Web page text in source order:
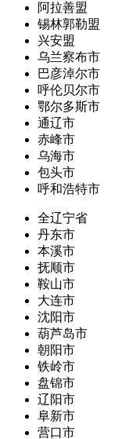
阿拉善盟
锡林郭勒盟
兴安盟
乌兰察布市
巴彦淖尔市
呼伦贝尔市
鄂尔多斯市
通辽市
赤峰市
乌海市
包头市
呼和浩特市
全辽宁省
丹东市
本溪市
抚顺市
鞍山市
大连市
沈阳市
葫芦岛市
朝阳市
铁岭市
盘锦市
辽阳市
阜新市
营口市